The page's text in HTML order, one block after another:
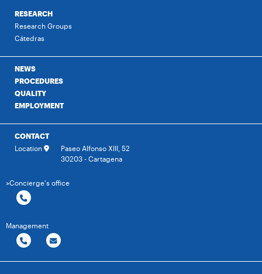
RESEARCH
Research Groups
Cátedras
NEWS
PROCEDURES
QUALITY
EMPLOYMENT
CONTACT
Location
Paseo Alfonso XIII, 52
30203 - Cartagena
>Concierge's office
Management